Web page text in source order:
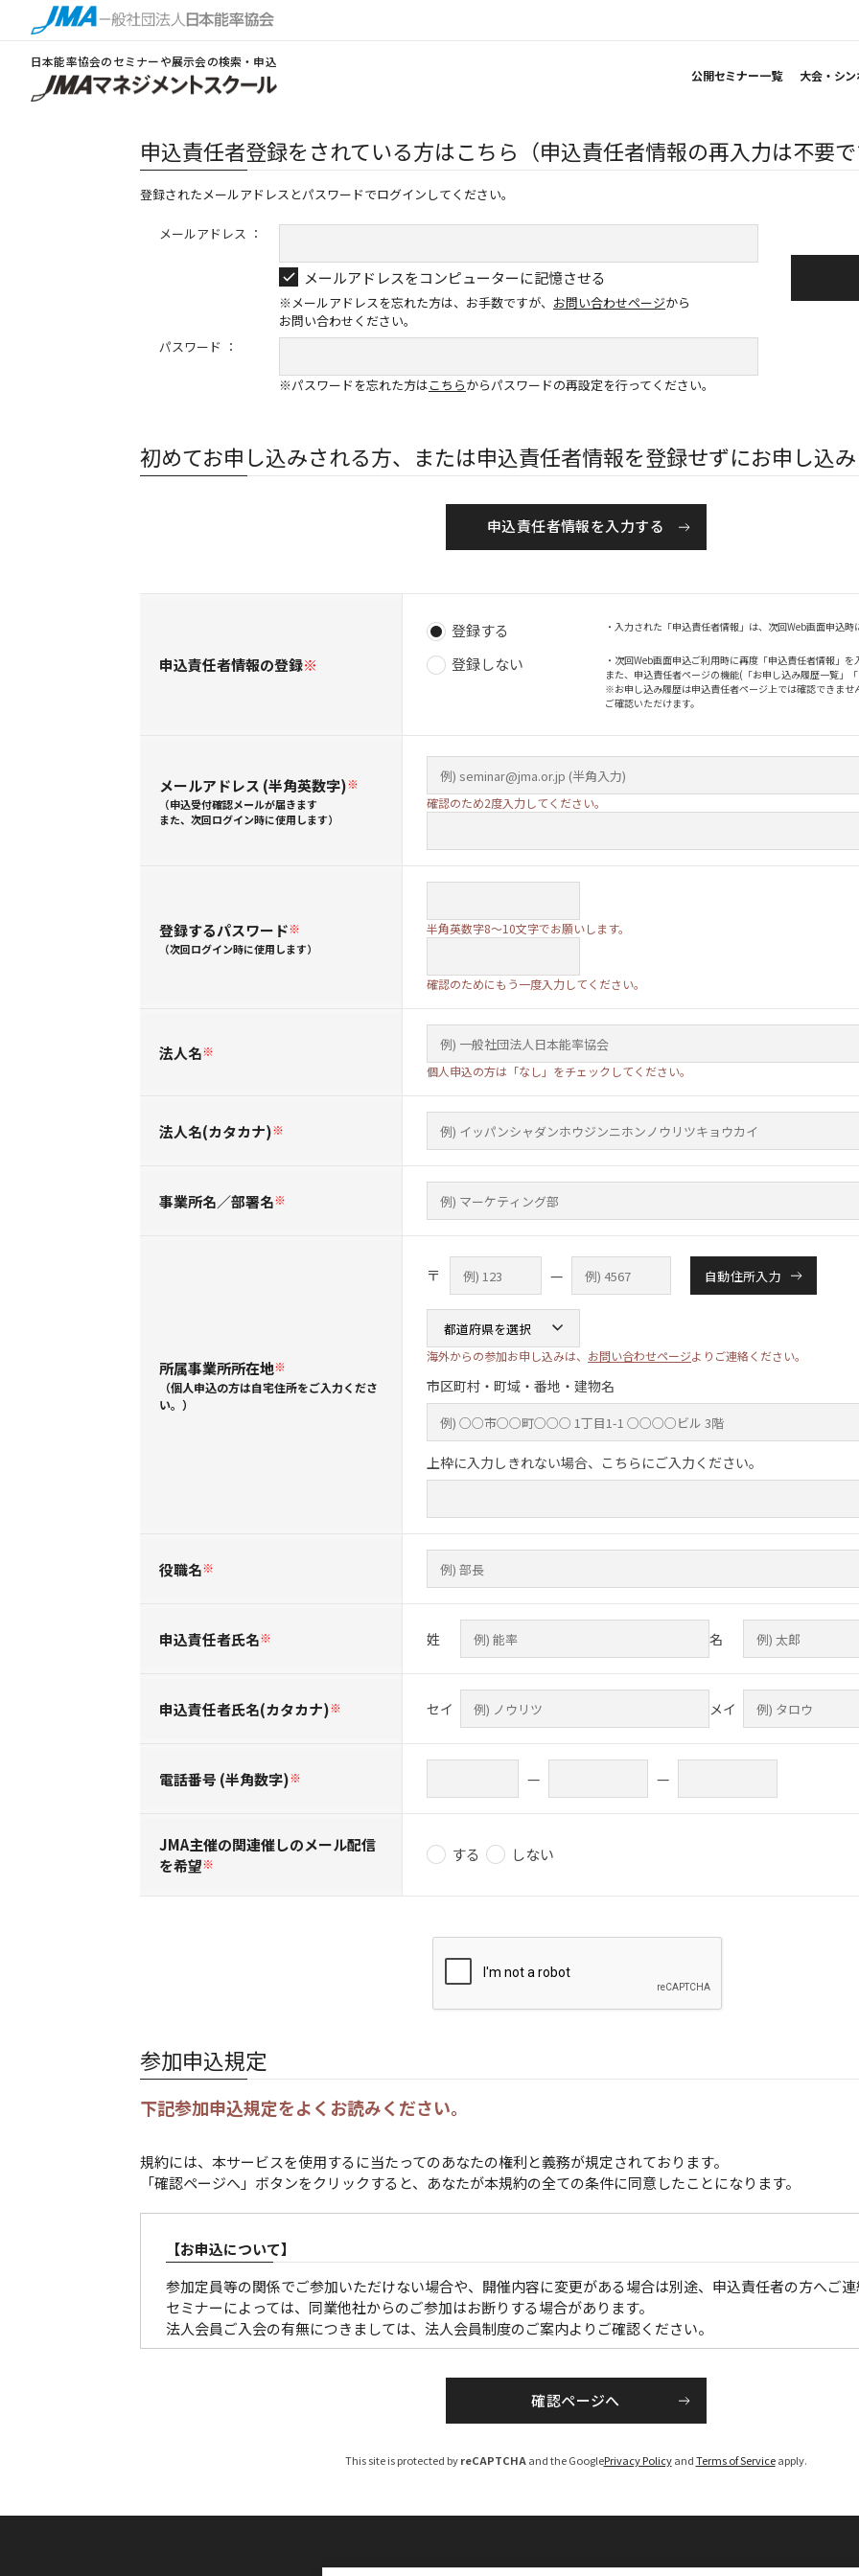
日本能率協会のセミナーや展示会の検索・申込
公開セミナー一覧
大会・シ
申込責任者登録をされている方はこちら（申込責任者情報の再入力は不要
登録されたメールアドレスとパスワードでログインしてください。
メールアドレス ：
メールアドレスをコンピューターに記憶させる
※メールアドレスを忘れた方は、お手数ですが、 お問い合わせページから
お問い合わせください。
パスワード ：
※パスワードを忘れた方はこちらからパスワードの再設定を行ってください。
初めてお申し込みされる方、または申込責任者情報を登録せずにお申し込
申込責任者情報を入力する
申込責任者情報の登録※
登録する ・入力された「申込責任者情報」は、次回Web画面申込
登録しない
・次回Web画面申込ご利用時に再度「申込責任者情報」
また、申込責任者ページの機能(「お申し込み履歴一覧」
※お申し込み履歴は申込責任者ページ上では確認できま
ご確認いただけます。
メールアドレス (半角英数字)※
（申込受付確認メールが届きます
また、次回ログイン時に使用します）
確認のため2度入力してください。
登録するパスワード※
（次回ログイン時に使用します）
半角英数字8～10文字でお願いします。
確認のためにもう一度入力してください。
法人名※
個人申込の方は「なし」をチェックしてください。
法人名(カタカナ)※
事業所名／部署名※
所属事業所所在地※
（個人申込の方は自宅住所をご入力くださ
い。）
〒 — 自動住所入力
海外からの参加お申し込みは、 お問い合わせページよりご連絡ください。
市区町村・町域・番地・建物名
上枠に入力しきれない場合、こちらにご入力ください。
役職名※
申込責任者氏名※ 姓 名
申込責任者氏名(カタカナ)※ セイ メイ
電話番号 (半角数字)※ — —
JMA主催の関連催しのメール配信
を希望※ する しない
参加申込規定
下記参加申込規定をよくお読みください。
規約には、本サービスを使用するに当たってのあなたの権利と義務が規定されております。
「確認ページへ」ボタンをクリックすると、あなたが本規約の全ての条件に同意したことになります。
【お申込について】
参加定員等の関係でご参加いただけない場合や、開催内容に変更がある場合は別途、申込責任者の方へご
セミナーによっては、同業他社からのご参加はお断りする場合があります。
法人会員ご入会の有無につきましては、法人会員制度のご案内よりご確認ください。
参加証につきましては、原則メール配信にてお送りいたします。（大会・一部のセミナーを除く）
※参加区分に誤りがある場合は、参加料を修正のうえ、請求書を発行させていただきます。
This site is protected byreCAPTCHAand the GooglePrivacy PolicyandTerms of Serviceapply.